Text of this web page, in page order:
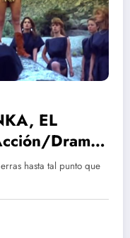
EL
Drama ‧
hasta tal punto que